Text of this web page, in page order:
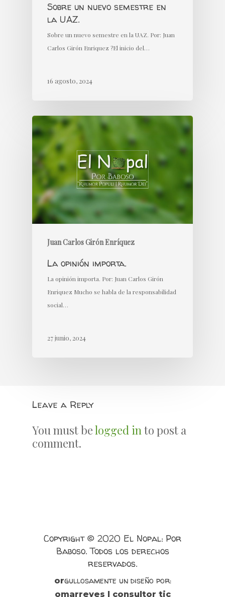
Sobre un nuevo semestre en
la UAZ.
Sobre un nuevo semestre en la UAZ. Por: Juan
Carlos Girón Enriquez ?El inicio del…
16 agosto, 2024
Juan Carlos Girón Enríquez
La opinión importa.
La opinión importa. Por: Juan Carlos Girón
Enriquez Mucho se habla de la responsabilidad
social…
27 junio, 2024
Leave a Reply
You must belogged into post a
comment.
Copyright © 2020 El Nopal: Por
Baboso. Todos los derechos
reservados.
orgullosamente un diseño por:
omarreyes | consultor tic